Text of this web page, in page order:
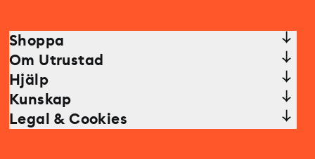
Shoppa
Om Utrustad
Hjälp
Kunskap
Legal & Cookies